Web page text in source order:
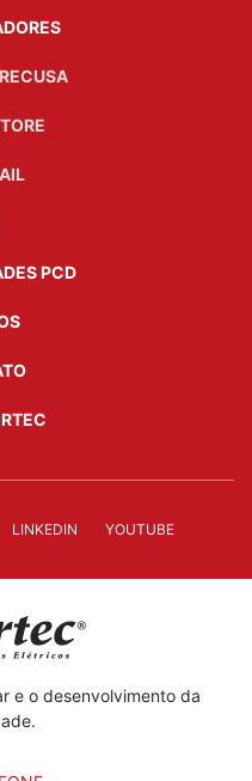
PCD
LINKEDIN YOUTUBE
e o desenvolvimento da